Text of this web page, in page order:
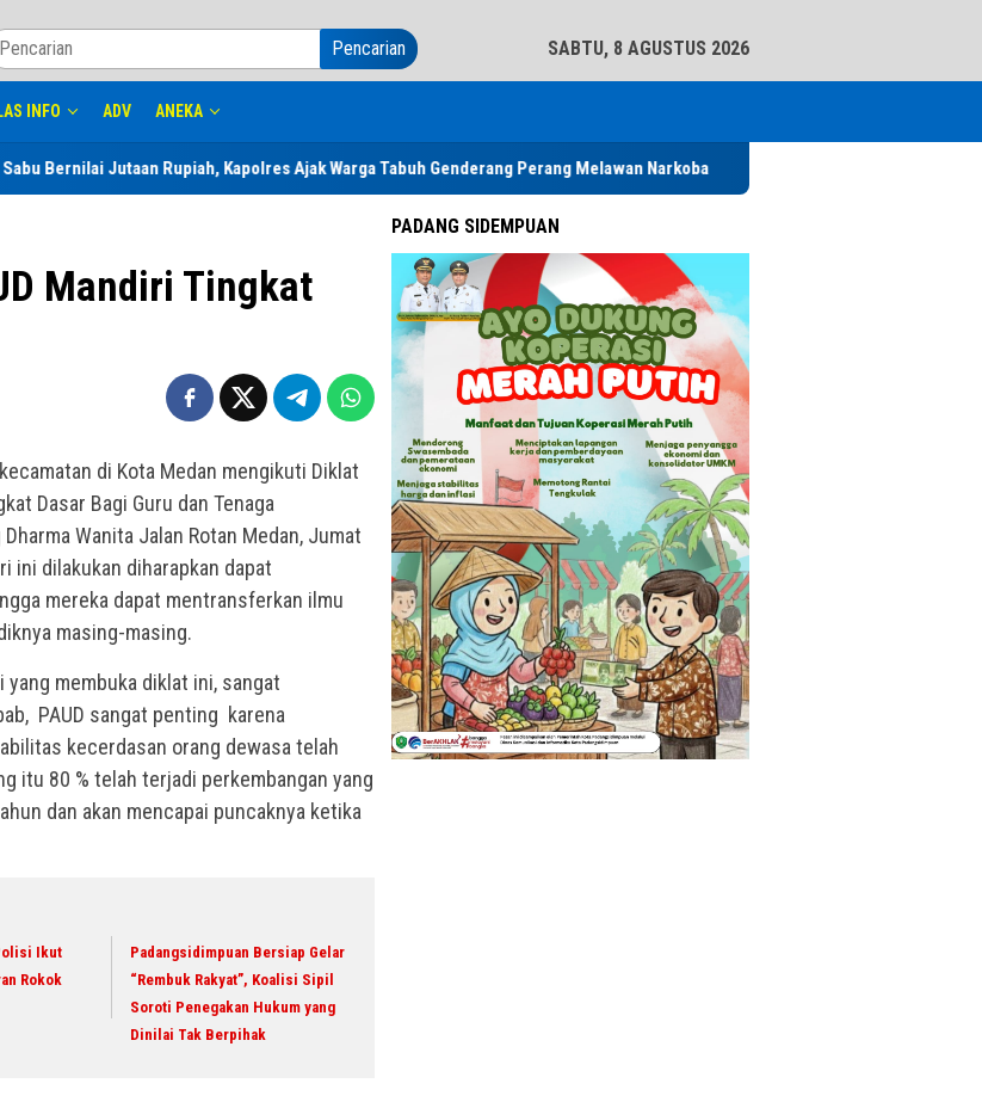
Pencarian SABTU, 8 AGUSTUS 2026
INFO ADV ANEKA
Rupiah, Kapolres Ajak Warga Tabuh Genderang Perang Melawan Narkoba Pererat Sinergi Kamtibmas, Kapolres Batu
Mandiri Tingkat
di Kota Medan mengikuti Diklat
Dasar Bagi Guru dan Tenaga
Wanita Jalan Rotan Medan, Jumat
ini dilakukan diharapkan dapat
mereka dapat mentransferkan ilmu
masing-masing.
yang membuka diklat ini, sangat
PAUD sangat penting karena
kecerdasan orang dewasa telah
itu 80 % telah terjadi perkembangan yang
dan akan mencapai puncaknya ketika
Ikut
Rokok
Padangsidimpuan Bersiap Gelar
“Rembuk Rakyat”, Koalisi Sipil
Soroti Penegakan Hukum yang
Dinilai Tak Berpihak
PADANG SIDEMPUAN